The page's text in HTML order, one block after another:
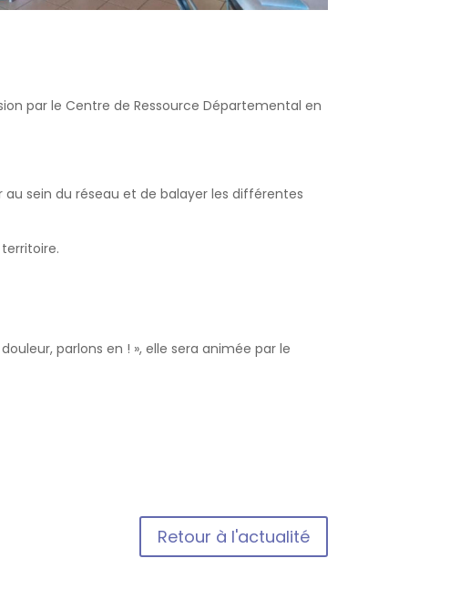
par le Centre de Ressource Départemental en
sein du réseau et de balayer les différentes
parlons en ! », elle sera animée par le
Retour à l'actualité